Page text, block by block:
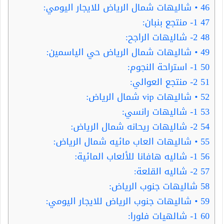
46• شاليهات شمال الرياض للايجار اليومي:
47
48
49• شاليهات شمال الرياض حي الياسمين:
50
51
52 • شاليهات vip شمال الرياض:
53
54
55 • شاليهات العاب مائيه شمال الرياض:
56
57
58 شاليهات جنوب الرياض:
59 • شاليهات جنوب الرياض للايجار اليومي:
60